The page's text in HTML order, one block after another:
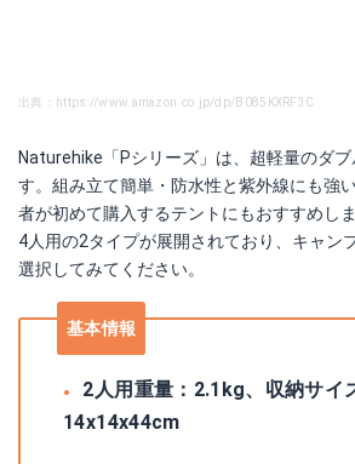
出典：https://www.amazon.co.jp/dp/B085KXRF3C
Naturehike「Pシリーズ」は、超軽量のダ
す。組み立て簡単・防水性と紫外線にも強
者が初めて購入するテントにもおすすめし
4人用の2タイプが展開されており、キャン
選択してみてください。
基本情報
2人用重量：2.1kg、収納サイ
14x14x44cm